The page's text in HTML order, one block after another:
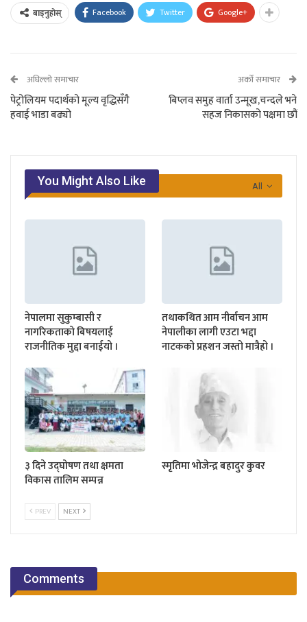
बाड्नुहोस् Facebook Twitter Google+
अघिल्लो समाचार
पेट्रोलियम पदार्थको मूल्य वृद्धिसँगै
हवाई भाडा बढ्यो
अर्को समाचार
बिप्लव समुह वार्ता उन्मूख,चन्दले भने
सहज निकासको पक्षमा छौं
All
You Might Also Like
नेपालमा सुकुम्बासी र
नागरिकताको बिषयलाई
राजनीतिक मुद्दा बनाईयो ।
तथाकथित आम नीर्वाचन आम
नेपालीका लागी एउटा भद्दा
नाटकको प्रहशन जस्तो मात्रैहो ।
३ दिने उद्घोषण तथा क्षमता
विकास तालिम सम्पन्न
स्मृतिमा भोजेन्द्र बहादुर कुवर
PREV NEXT
Comments